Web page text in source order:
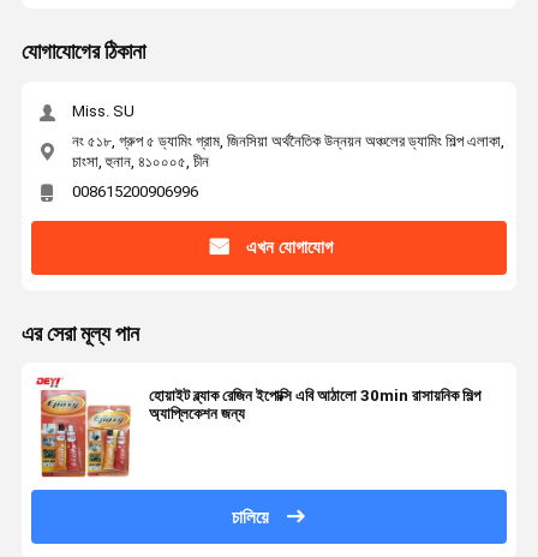
যোগাযোগের ঠিকানা
Miss. SU
নং ৫১৮, গ্রুপ ৫ ড্যামিং গ্রাম, জিনসিয়া অর্থনৈতিক উন্নয়ন অঞ্চলের ড্যামিং শিল্প এলাকা,
চাংসা, হুনান, ৪১০০০৫, চীন
008615200906996
এখন যোগাযোগ
এর সেরা মূল্য পান
হোয়াইট ব্ল্যাক রেজিন ইপোক্সি এবি আঠালো 30min রাসায়নিক শিল্প
অ্যাপ্লিকেশন জন্য
চালিয়ে